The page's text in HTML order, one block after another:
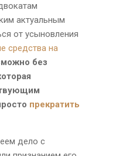
актуальным
от усыновления
средства на
без
прекратить
дело с